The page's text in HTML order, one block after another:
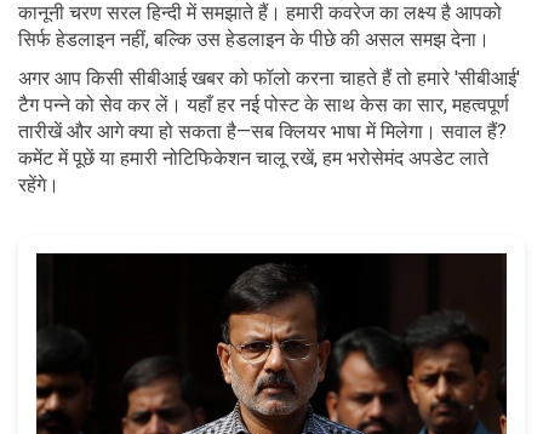
कानूनी चरण सरल हिन्दी में समझाते हैं। हमारी कवरेज का लक्ष्य है आपको
सिर्फ हेडलाइन नहीं, बल्कि उस हेडलाइन के पीछे की असल समझ देना।
अगर आप किसी सीबीआई खबर को फॉलो करना चाहते हैं तो हमारे 'सीबीआई'
टैग पन्ने को सेव कर लें। यहाँ हर नई पोस्ट के साथ केस का सार, महत्वपूर्ण
तारीखें और आगे क्या हो सकता है—सब क्लियर भाषा में मिलेगा। सवाल हैं?
कमेंट में पूछें या हमारी नोटिफिकेशन चालू रखें, हम भरोसेमंद अपडेट लाते
रहेंगे।